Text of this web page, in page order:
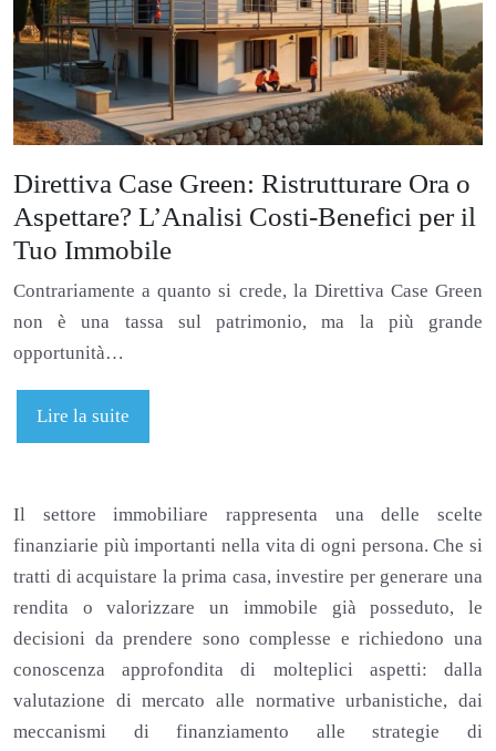
Direttiva Case Green: Ristrutturare Ora o
Aspettare? L’Analisi Costi-Benefici per il
Tuo Immobile
Contrariamente a quanto si crede, la Direttiva Case Green
non è una tassa sul patrimonio, ma la più grande
opportunità…
Lire la suite
Il settore immobiliare rappresenta una delle scelte
finanziarie più importanti nella vita di ogni persona. Che si
tratti di acquistare la prima casa, investire per generare una
rendita o valorizzare un immobile già posseduto, le
decisioni da prendere sono complesse e richiedono una
conoscenza approfondita di molteplici aspetti: dalla
valutazione di mercato alle normative urbanistiche, dai
meccanismi di finanziamento alle strategie di